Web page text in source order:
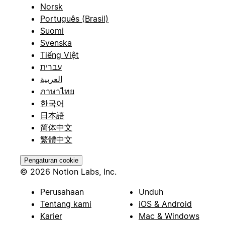
Norsk
Português (Brasil)
Suomi
Svenska
Tiếng Việt
עברית
العربية
ภาษาไทย
한국어
日本語
简体中文
繁體中文
Pengaturan cookie
© 2026 Notion Labs, Inc.
Perusahaan
Tentang kami
Karier
Unduh
iOS & Android
Mac & Windows